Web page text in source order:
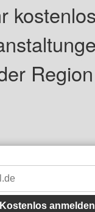
Kostenlos anmelden